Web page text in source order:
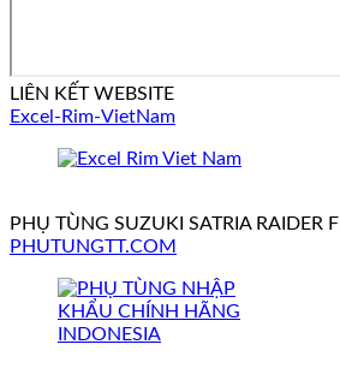
LIÊN KẾT WEBSITE
Excel-Rim-VietNam
PHỤ TÙNG SUZUKI SATRIA RAIDER FI
PHUTUNGTT.COM